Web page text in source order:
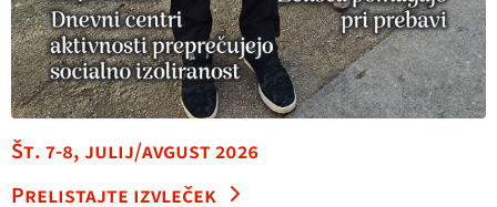
Št. 7-8, julij/avgust 2026
Prelistajte izvleček